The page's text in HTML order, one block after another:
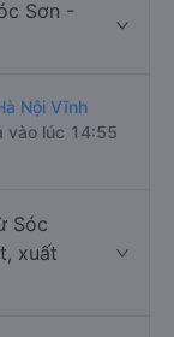
Sơn -
Nội Vĩnh
vào lúc 14:55
Sóc
xuất